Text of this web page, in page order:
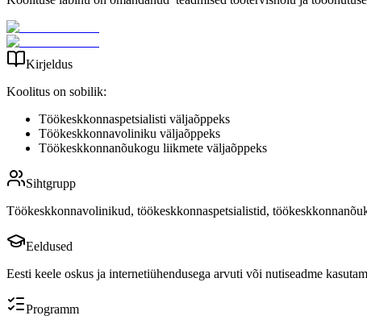
Kirjeldus
Koolitus on sobilik:
Töökeskkonnaspetsialisti väljaõppeks
Töökeskkonnavoliniku väljaõppeks
Töökeskkonnanõukogu liikmete väljaõppeks
Sihtgrupp
Töökeskkonnavolinikud, töökeskkonnaspetsialistid,
Eeldused
Eesti keele oskus ja internetiühendusega arvuti või nutiseadme
Programm